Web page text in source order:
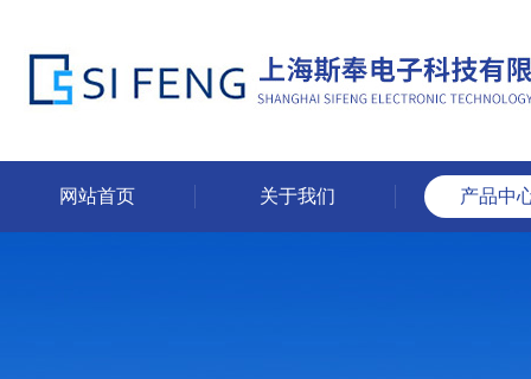
网站首页 关于我们 产品中